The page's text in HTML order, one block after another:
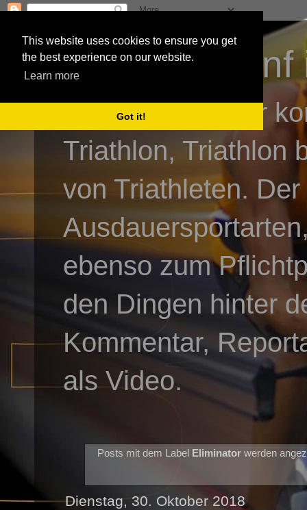
This website uses cookies to ensure you get
the best experience on our website.
Learn more
Got it!
3athlon - #dnf
Kai Baumgartner
Triathlon, Triathlon
von Triathleten.
ebenso zum
den Dingen hinter
Kommentar,
als Video.
Posts mit dem Label Eliminatorwerden
Dienstag, 30. Oktober 2018